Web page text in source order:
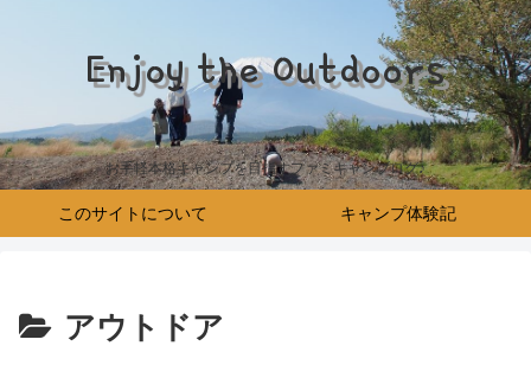
Enjoy the Outdoors
お手軽本格キャンプを目指すファミキャンブログ♪
このサイトについて キャンプ体験記
アウトドア